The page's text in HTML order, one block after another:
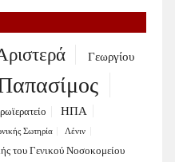
Γεωργίου
ΗΠΑ
Σωτηρία Λένιν
του Γενικού Νοσοκομείου